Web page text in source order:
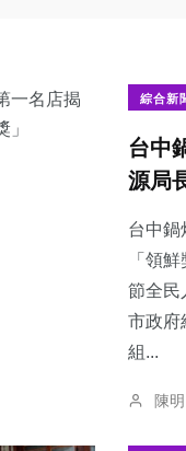
綜合新
台中
源局
台中
「領
節全民
市政府
組...
陳明